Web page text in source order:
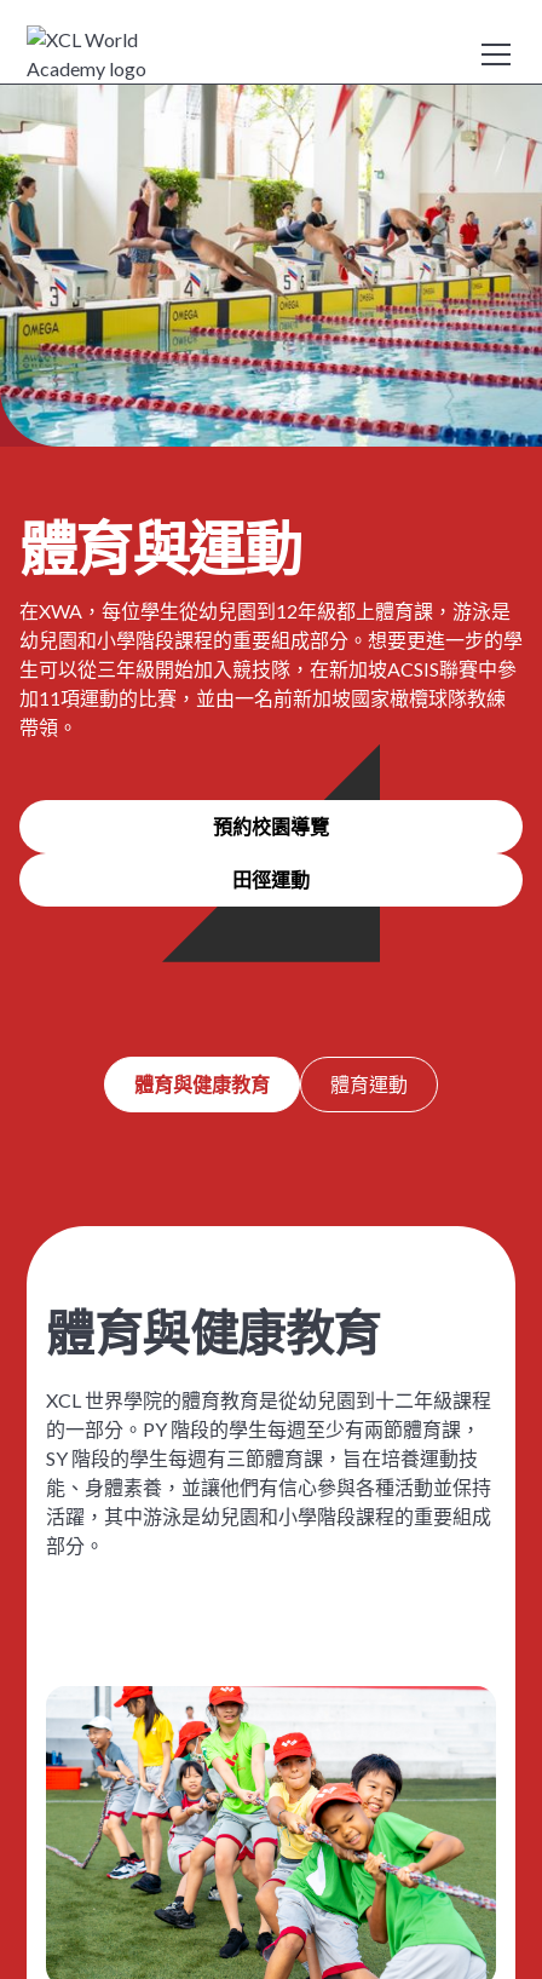
體育與運動
在XWA，每位學生從幼兒園到12年級都上體育課，游泳是
幼兒園和小學階段課程的重要組成部分。想要更進一步的學
生可以從三年級開始加入競技隊，在新加坡ACSIS聯賽中參
加11項運動的比賽，並由一名前新加坡國家橄欖球隊教練
帶領。
預約校園導覽
田徑運動
體育與健康教育 體育運動
體育與健康教育
XCL 世界學院的體育教育是從幼兒園到十二年級課程
的一部分。PY 階段的學生每週至少有兩節體育課，
SY 階段的學生每週有三節體育課，旨在培養運動技
能、身體素養，並讓他們有信心參與各種活動並保持
活躍，其中游泳是幼兒園和小學階段課程的重要組成
部分。